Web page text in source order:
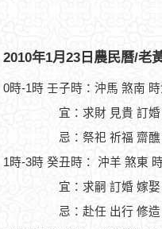
2010年1月23日農民曆/老
0時-1時 壬子時：沖馬 煞南
宜：求財 見貴 訂
忌：祭祀 祈福 齋
1時-3時 癸丑時： 沖羊 煞東
宜：求嗣 訂婚 嫁
忌：赴任 出行 修